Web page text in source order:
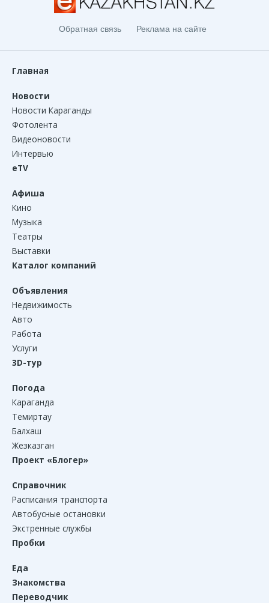
Обратная связь Реклама на сайте
Главная
Новости
Новости Караганды
Фотолента
Видеоновости
Интервью
eTV
Афиша
Кино
Музыка
Театры
Выставки
Каталог компаний
Объявления
Недвижимость
Авто
Работа
Услуги
3D-тур
Погода
Караганда
Темиртау
Балхаш
Жезказган
Проект «Блогер»
Справочник
Расписания транспорта
Автобусные остановки
Экстренные службы
Пробки
Еда
Знакомства
Переводчик